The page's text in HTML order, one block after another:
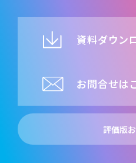
資料ダウン
お問合せは
評価版